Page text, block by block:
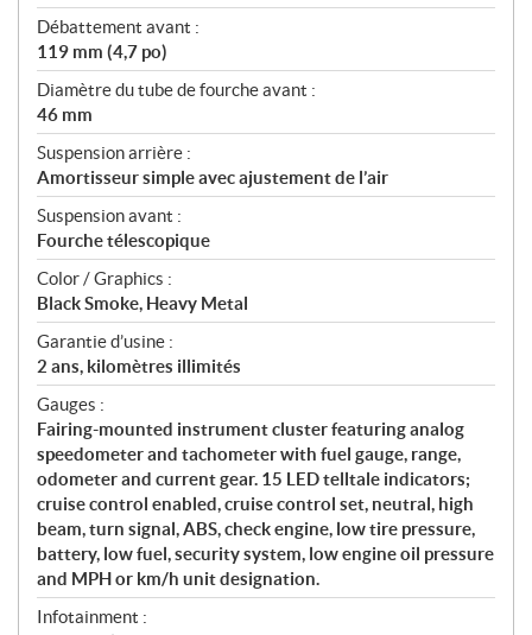
Débattement avant :
119 mm (4,7 po)
Diamètre du tube de fourche avant :
46 mm
Suspension arrière :
Amortisseur simple avec ajustement de l’air
Suspension avant :
Fourche télescopique
Color / Graphics :
Black Smoke, Heavy Metal
Garantie d’usine :
2 ans, kilomètres illimités
Gauges :
Fairing-mounted instrument cluster featuring analog
speedometer and tachometer with fuel gauge, range,
odometer and current gear. 15 LED telltale indicators;
cruise control enabled, cruise control set, neutral, high
beam, turn signal, ABS, check engine, low tire pressure,
battery, low fuel, security system, low engine oil pressure
and MPH or km/h unit designation.
Infotainment :